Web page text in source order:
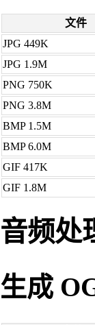
文件
JPG 449K
JPG 1.9M
PNG 750K
PNG 3.8M
BMP 1.5M
BMP 6.0M
GIF 417K
GIF 1.8M
音频处
生成